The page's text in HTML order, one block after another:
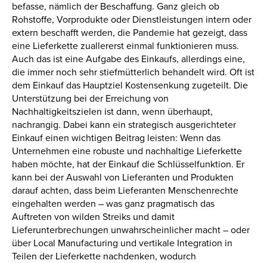
befasse, nämlich der Beschaffung. Ganz gleich ob
Rohstoffe, Vorprodukte oder Dienstleistungen intern oder
extern beschafft werden, die Pandemie hat gezeigt, dass
eine Lieferkette zuallererst einmal funktionieren muss.
Auch das ist eine Aufgabe des Einkaufs, allerdings eine,
die immer noch sehr stiefmütterlich behandelt wird. Oft ist
dem Einkauf das Hauptziel Kostensenkung zugeteilt. Die
Unterstützung bei der Erreichung von
Nachhaltigkeitszielen ist dann, wenn überhaupt,
nachrangig. Dabei kann ein strategisch ausgerichteter
Einkauf einen wichtigen Beitrag leisten: Wenn das
Unternehmen eine robuste und nachhaltige Lieferkette
haben möchte, hat der Einkauf die Schlüsselfunktion. Er
kann bei der Auswahl von Lieferanten und Produkten
darauf achten, dass beim Lieferanten Menschenrechte
eingehalten werden – was ganz pragmatisch das
Auftreten von wilden Streiks und damit
Lieferunterbrechungen unwahrscheinlicher macht – oder
über Local Manufacturing und vertikale Integration in
Teilen der Lieferkette nachdenken, wodurch